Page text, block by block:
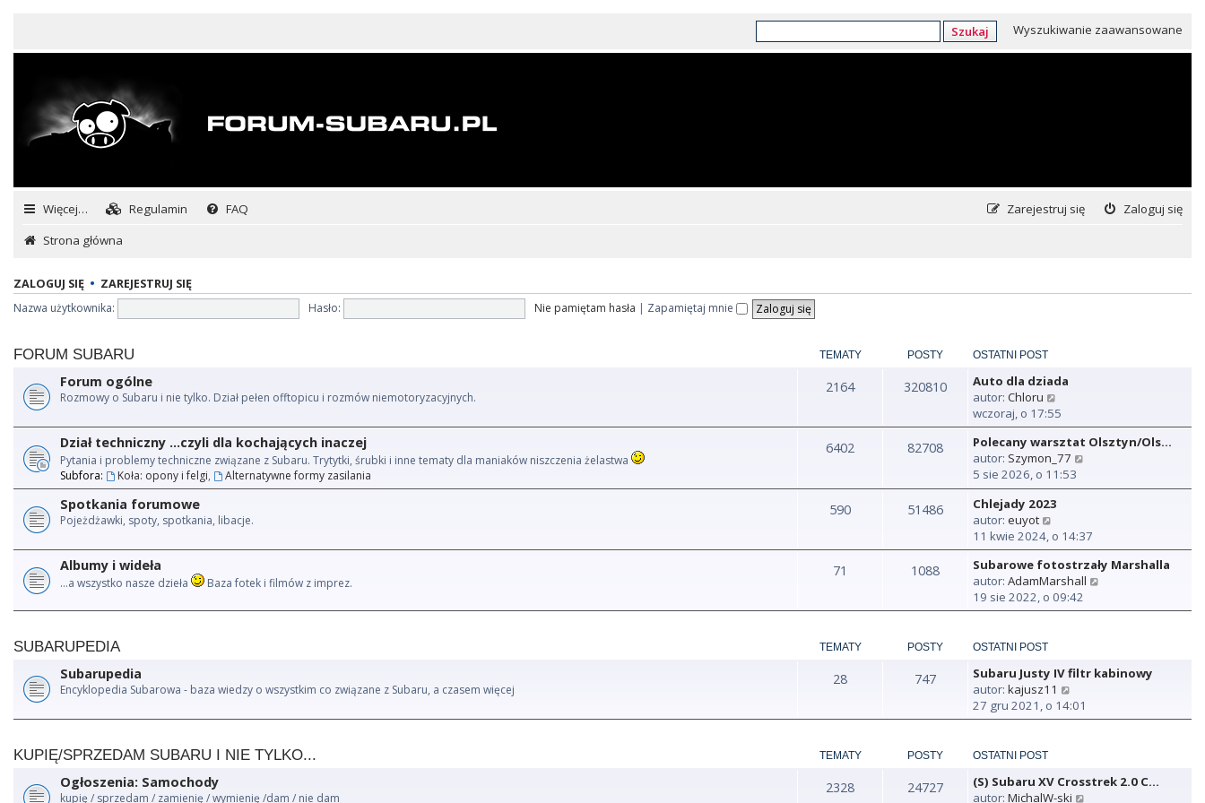
Szukaj Wyszukiwanie zaawansowane
Więcej… Regulamin FAQ Zaloguj się
Zarejestruj się
Strona główna
ZALOGUJ SIĘ • ZAREJESTRUJ SIĘ
Nazwa użytkownika:
Hasło: Nie pamiętam hasła | Zapamiętaj mnie
FORUM SUBARU TEMATY POSTY OSTATNI POST
Forum ogólne
Rozmowy o Subaru i nie tylko. Dział pełen offtopicu i rozmów niemotoryzacyjnych.
2164 320810
Auto dla dziada
autor: Chloru
y
ś
w
i
e
t
a
n
o
w
p
o
s
t
wczoraj, o 17:55
Dział techniczny ...czyli dla kochających inaczej
Pytania i problemy techniczne związane z Subaru. Trytytki, śrubki i inne tematy dla maniaków niszczenia żelastwa
Subfora:
Koła: opony i felgi, Alternatywne formy zasilania
6402 82708
Polecany warsztat Olsztyn/Ols…
autor: Szymon_77
ś
e
t
l
n
s
y
t
5 sie 2026, o 11:53
Spotkania forumowe
Pojeżdżawki, spoty, spotkania, libacje.
590 51486
Chlejady 2023
autor: euyot
y
ś
w
i
e
t
j
n
o
y
p
11 kwie 2024, o 14:37
Albumy i wideła
...a wszystko nasze dzieła Baza fotek i filmów z imprez.
71 1088
Subarowe fotostrzały Marshalla
autor: AdamMarshall
ś
t
a
w
19 sie 2022, o 09:42
SUBARUPEDIA TEMATY POSTY OSTATNI POST
Subarupedia
Encyklopedia Subarowa - baza wiedzy o wszystkim co związane z Subaru, a czasem więcej
28 747
Subaru Justy IV filtr kabinowy
autor: kajusz11
y
ś
t
27 gru 2021, o 14:01
KUPIĘ/SPRZEDAM SUBARU I NIE TYLKO... TEMATY POSTY OSTATNI POST
Ogłoszenia: Samochody
kupię / sprzedam / zamienię / wymienię /dam / nie dam
2328 24727
(S) Subaru XV Crosstrek 2.0 C…
autor: MichalW-ski